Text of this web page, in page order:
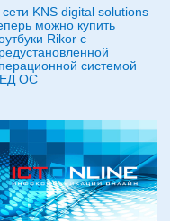
сети KNS digital solutions
можно купить
Rikor с
системой
ОС